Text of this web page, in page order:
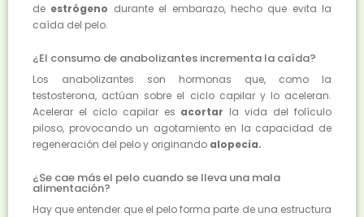
de estrógeno durante el embarazo, hecho que evita la
caída del pelo.
¿El consumo de anabolizantes incrementa la caída?
Los anabolizantes son hormonas que, como la
testosterona, actúan sobre el ciclo capilar y lo aceleran.
Acelerar el ciclo capilar es acortar la vida del folículo
piloso, provocando un agotamiento en la capacidad de
regeneración del pelo y originando alopecia.
¿Se cae más el pelo cuando se lleva una mala
alimentación?
Hay que entender que el pelo forma parte de una estructura